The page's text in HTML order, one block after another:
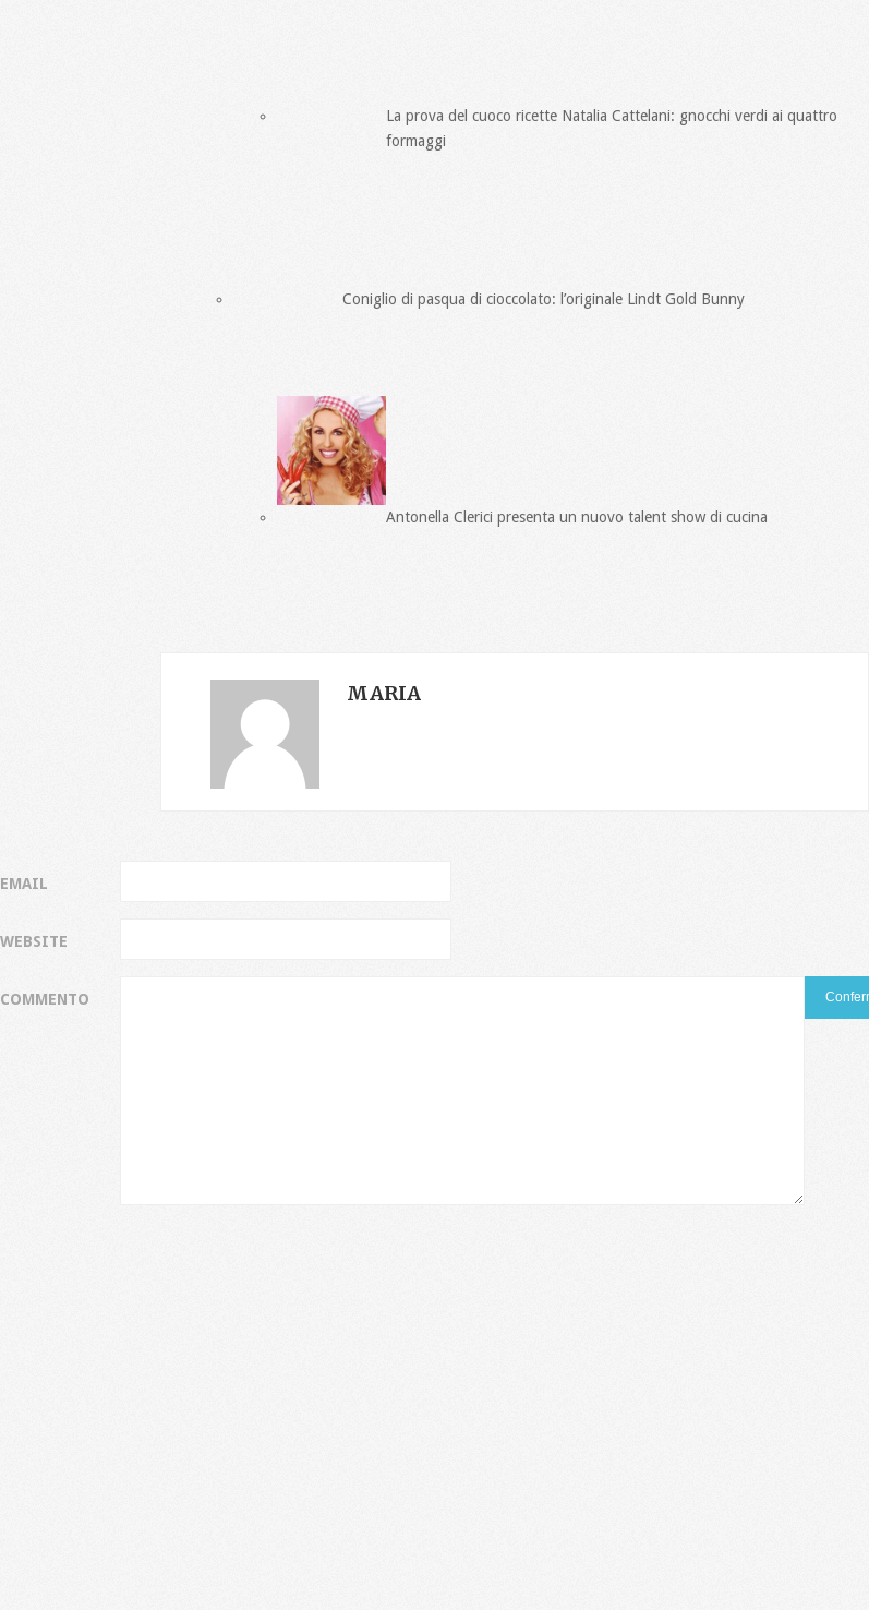
La prova del cuoco ricette Natalia Cattelani: gnocchi verdi ai quattro
formaggi
Coniglio di pasqua di cioccolato: l’originale Lindt Gold Bunny
Antonella Clerici presenta un nuovo talent show di cucina
MARIA
EMAIL
WEBSITE
COMMENTO